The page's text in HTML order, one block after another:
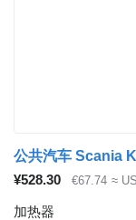
¥528.30 €67.74 ≈
加热器